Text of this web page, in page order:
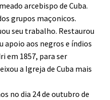
arcebispo de Cuba.
grupos maçonicos.
seu trabalho. Restaurou
apoio aos negros e índios
em 1857, para ser
a Igreja de Cuba mais
no dia 24 de outubro de